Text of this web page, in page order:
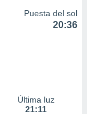
Puesta del sol
20:36
Última luz
21:11